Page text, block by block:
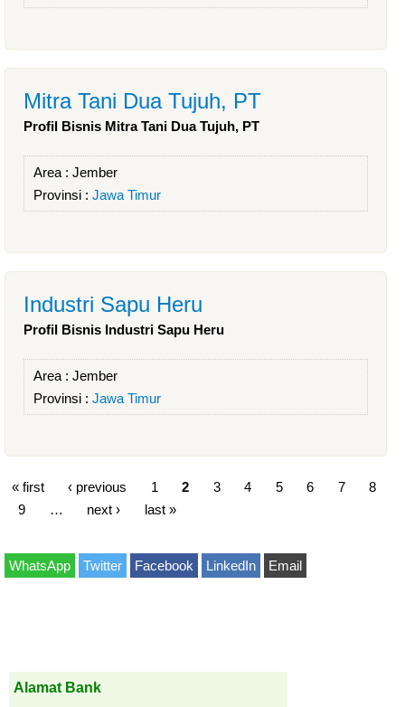
Mitra Tani Dua Tujuh, PT
Profil Bisnis Mitra Tani Dua Tujuh, PT
Area : Jember
Provinsi : Jawa Timur
Industri Sapu Heru
Profil Bisnis Industri Sapu Heru
Area : Jember
Provinsi : Jawa Timur
« first ‹ previous 1 2 3 4 5 6 7
8
9
next › last »
WhatsApp Twitter Facebook LinkedIn Email
Alamat Bank